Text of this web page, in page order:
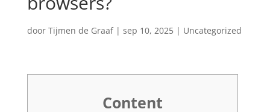
door Tijmen de Graaf| sep 10, 2025| Uncategorized
Content